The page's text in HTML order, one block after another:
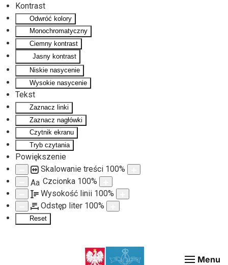
Kontrast
Odwróć kolory
Monochromatyczny
Ciemny kontrast
Jasny kontrast
Niskie nasycenie
Wysokie nasycenie
Tekst
Zaznacz linki
Zaznacz nagłówki
Czytnik ekranu
Tryb czytania
Powiększenie
Skalowanie treści 100%
Aa Czcionka 100%
Wysokość linii 100%
Odstęp liter 100%
Reset
Menu